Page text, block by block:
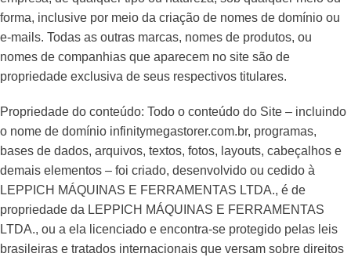
forma, inclusive por meio da criação de nomes de domínio ou
e-mails. Todas as outras marcas, nomes de produtos, ou
nomes de companhias que aparecem no site são de
propriedade exclusiva de seus respectivos titulares.
Propriedade do conteúdo: Todo o conteúdo do Site – incluindo
o nome de domínio infinitymegastorer.com.br, programas,
bases de dados, arquivos, textos, fotos, layouts, cabeçalhos e
demais elementos – foi criado, desenvolvido ou cedido à
LEPPICH MÁQUINAS E FERRAMENTAS LTDA., é de
propriedade da LEPPICH MÁQUINAS E FERRAMENTAS
LTDA., ou a ela licenciado e encontra-se protegido pelas leis
brasileiras e tratados internacionais que versam sobre direitos